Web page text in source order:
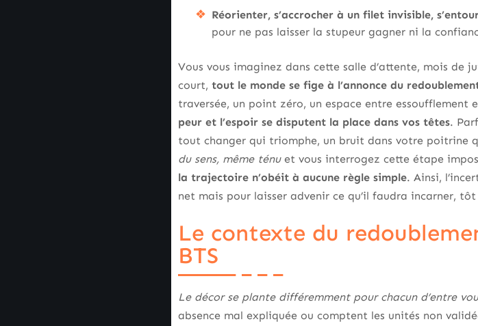
Réorienter, s’accrocher à un filet invisible,
pour ne pas laisser la stupeur gagner ni la
Vous vous imaginez dans cette salle d’attente, mois de
court, tout le monde se fige à l’annonce du
traversée, un point zéro, un espace entre essoufflement
peur et l’espoir se disputent la place dans vos têtes.
tout changer qui triomphe, un bruit dans votre poitrine
du sens, même ténuet vous interrogez cette étape
la trajectoire n’obéit à aucune règle simple. Ainsi,
net mais pour laisser advenir ce qu’il faudra incarner,
Le contexte du
BTS
Le décor se plante différemment pour chacun d’entre
absence mal expliquée ou comptent les unités non